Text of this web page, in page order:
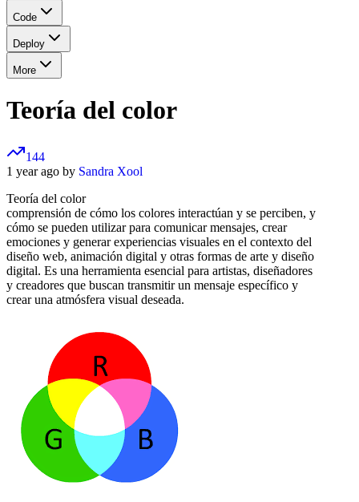
Code
Deploy
More
Teoría del color
144
1 year ago by Sandra Xool
Teoría del color
comprensión de cómo los colores interactúan y se perciben, y
cómo se pueden utilizar para comunicar mensajes, crear
emociones y generar experiencias visuales en el contexto del
diseño web, animación digital y otras formas de arte y diseño
digital. Es una herramienta esencial para artistas, diseñadores
y creadores que buscan transmitir un mensaje específico y
crear una atmósfera visual deseada.